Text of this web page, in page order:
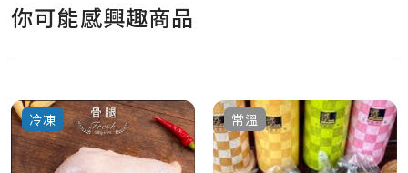
你可能感興趣商品
冷凍 常溫